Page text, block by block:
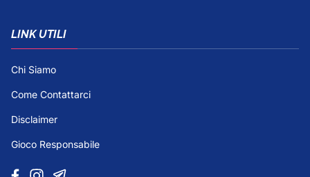
LINK UTILI
Chi Siamo
Come Contattarci
Disclaimer
Gioco Responsabile